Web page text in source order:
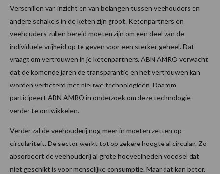
Verschillen van inzicht en van belangen tussen veehouders en
andere schakels in de keten zijn groot. Ketenpartners en
veehouders zullen bereid moeten zijn om een deel van de
individuele vrijheid op te geven voor een sterker geheel. Dat
vraagt om vertrouwen in je ketenpartners. ABN AMRO verwacht
dat de komende jaren de transparantie en het vertrouwen kan
worden verbeterd met nieuwe technologieën. Daarom
participeert ABN AMRO in onderzoek om deze technologie
verder te ontwikkelen.
Verder zal de veehouderij nog meer in moeten zetten op
circulariteit. De sector werkt tot op zekere hoogte al circulair. Zo
absorbeert de veehouderij al grote hoeveelheden voedsel dat
niet geschikt is voor menselijke consumptie. Maar dat kan beter.